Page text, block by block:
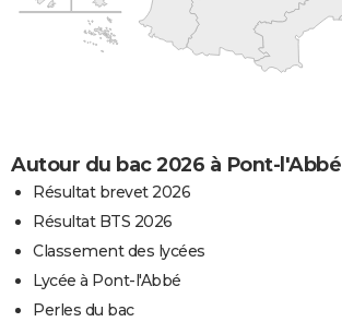
Autour du bac 2026 à Pont-l'Abbé
Résultat brevet 2026
Résultat BTS 2026
Classement des lycées
Lycée à Pont-l'Abbé
Perles du bac